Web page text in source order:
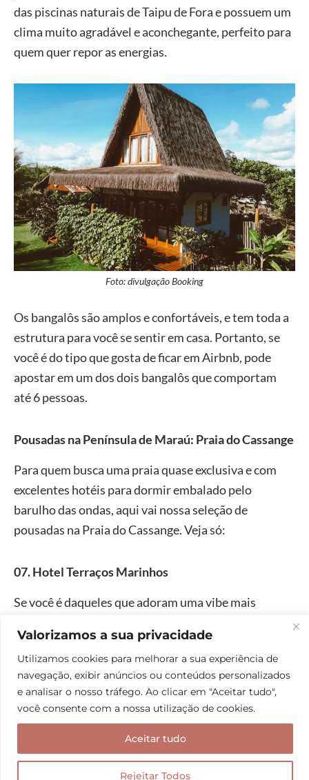
Valorizamos a sua privacidade
Utilizamos cookies para melhorar a sua experiência de
navegação, exibir anúncios ou conteúdos personalizados
e analisar o nosso tráfego. Ao clicar em "Aceitar tudo",
você consente com a nossa utilização de cookies.
Rejeitar Todos
Aceitar tudo
das piscinas naturais de Taipu de Fora e possuem um
clima muito agradável e aconchegante, perfeito para
quem quer repor as energias.
Foto: divulgação Booking
Os bangalôs são amplos e confortáveis, e tem toda a
estrutura para você se sentir em casa. Portanto, se
você é do tipo que gosta de ficar em Airbnb, pode
apostar em um dos dois bangalôs que comportam
até 6 pessoas.
Pousadas na Península de Maraú: Praia do Cassange
Para quem busca uma praia quase exclusiva e com
excelentes hotéis para dormir embalado pelo
barulho das ondas, aqui vai nossa seleção de
pousadas na Praia do Cassange. Veja só:
07. Hotel Terraços Marinhos
Se você é daqueles que adoram uma vibe mais
pousadas na Praia do Cassange que eu sei que vai te
agradar. O hotel fica em uma localização privilegiada,
entre a lagoa e o mar, proporcionando um visual de
tirar o fôlego.